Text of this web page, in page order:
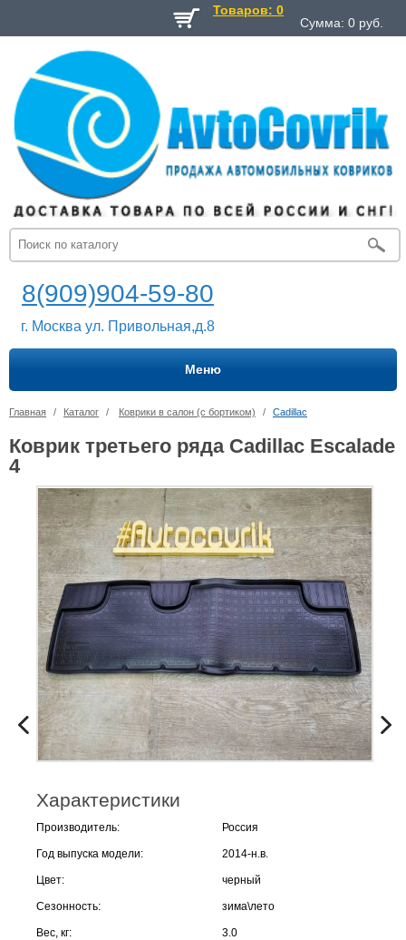
Товаров: 0
Сумма: 0 руб.
8(909)904-59-80
г. Москва ул. Привольная,д.8
Меню
Главная / Каталог / Коврики в салон (с бортиком) / Cadillac
Коврик третьего ряда Cadillac Escalade
4
Характеристики
Производитель: Россия
Год выпуска модели: 2014-н.в.
Цвет: черный
Сезонность: зима\лето
Вес, кг: 3.0